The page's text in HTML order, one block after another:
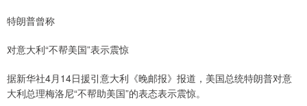
特朗普曾称
对意大利“不帮美国”表示震惊
据新华社4月14日援引意大利《晚邮报》报道，美国总统特朗普对意
大利总理梅洛尼“不帮助美国”的表态表示震惊。